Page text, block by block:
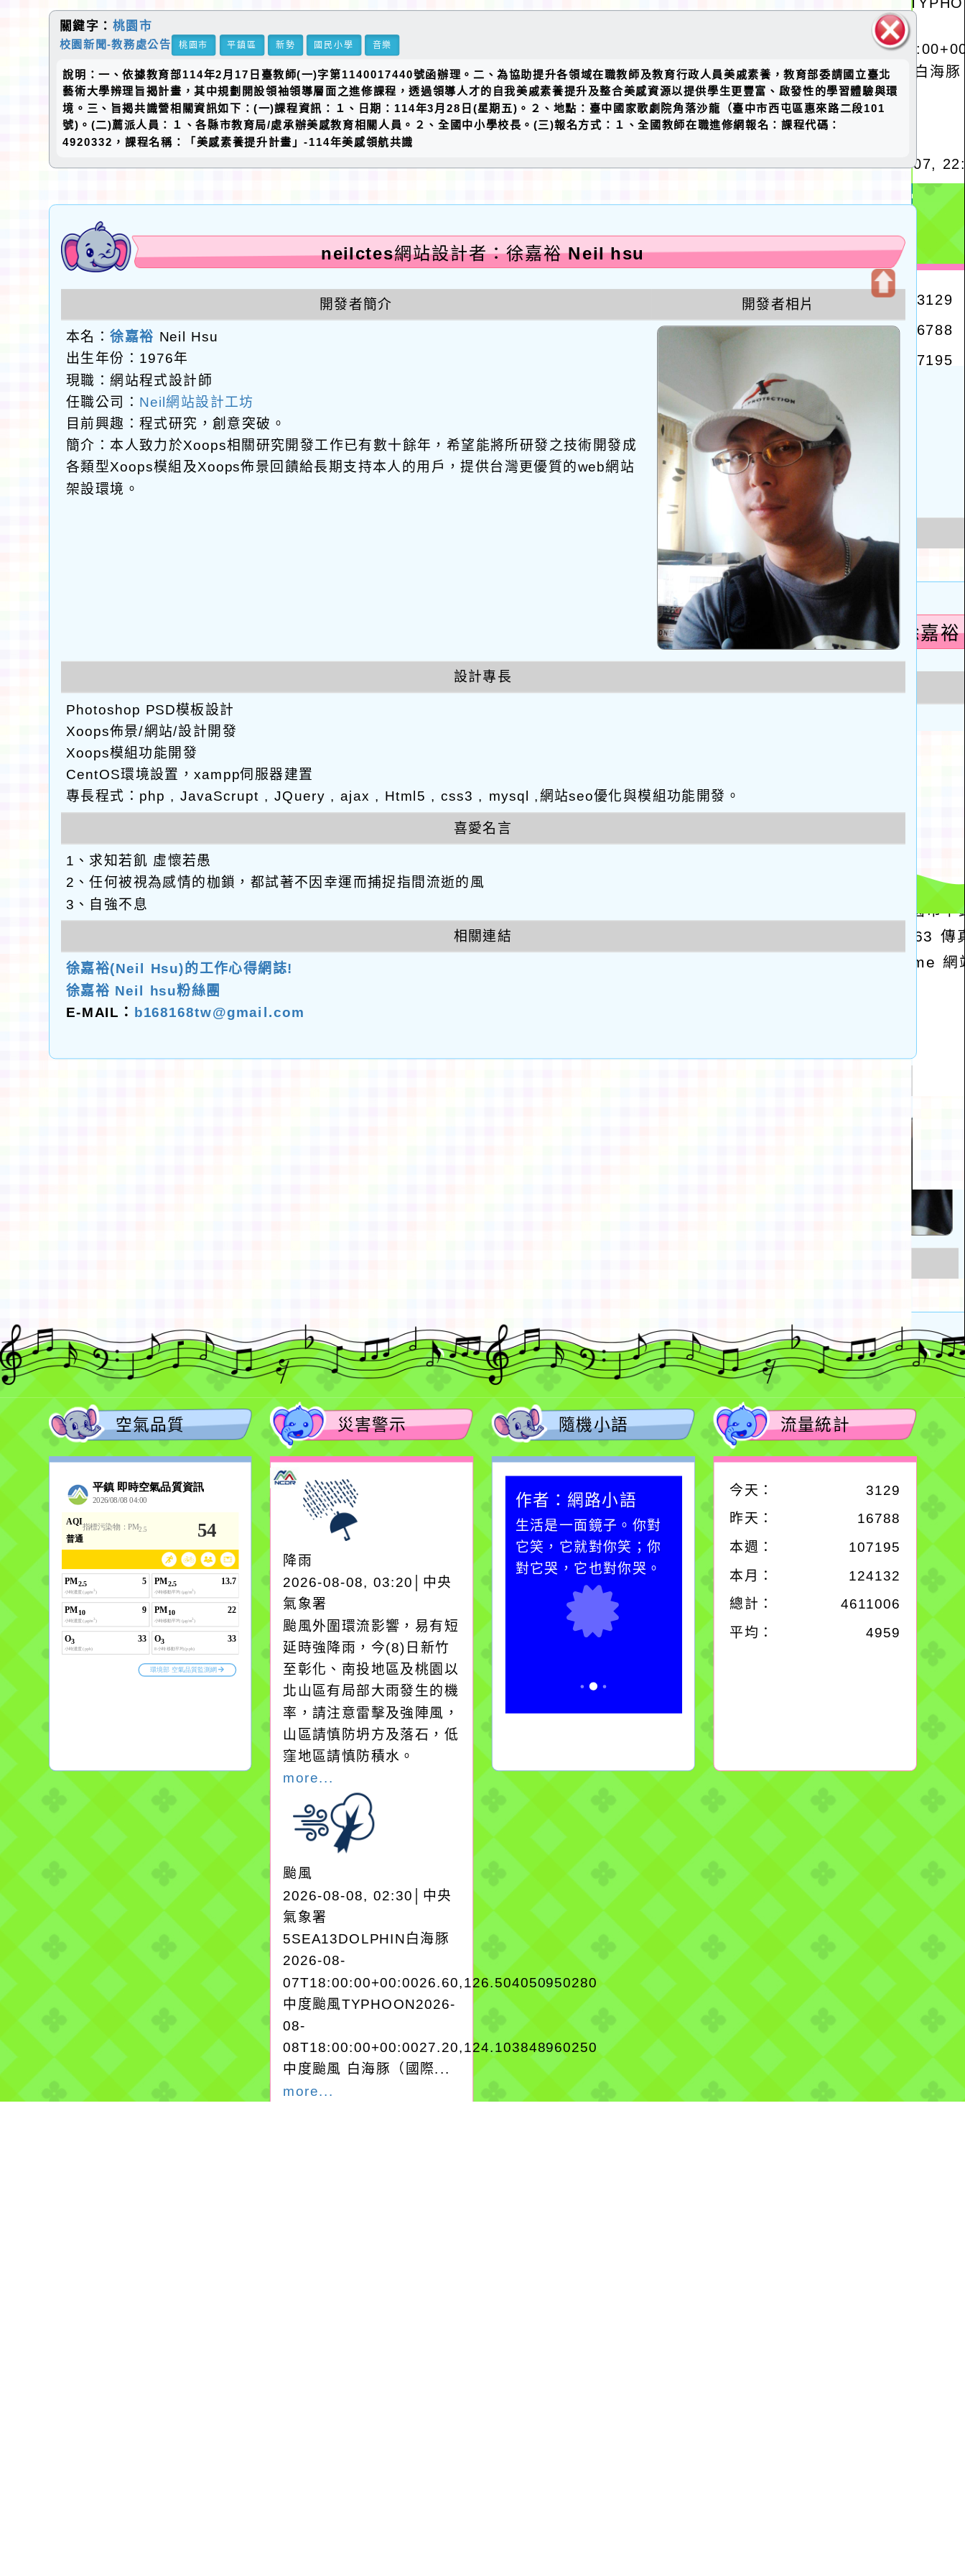
塊
關鍵字： 桃園市
校園新聞-教務處公告 桃園市 平鎮區 新勢 國民小學 音樂
說明：一、依據教育部114年2月17日臺教師(一)字第1140017440號函辦理。二、為協助提升各領域在職教師及教育行政人員美戚素養，教育部委請國立臺北
藝術大學辨理旨揭計畫，其中規劃開設領袖領導層面之進修課程，透過領導人才的自我美戚素養提升及整合美感資源以提供學生更豐富、啟發性的學習體驗與環
境。三、旨揭共識營相關資訊如下：(一)課程資訊：１、日期：114年3月28日(星期五)。２、地點：臺中國家歌劇院角落沙龍（臺中市西屯區惠來路二段101
號)。(二)薦派人員：１、各縣市教育局/處承辦美感教育相關人員。２、全國中小學校長。(三)報名方式：１、全國教師在職進修網報名：課程代碼：
4920332，課程名稱：「美感素養提升計畫」-114年美感領航共識
啟
neilctes網站設計者：徐嘉裕 Neil hsu
開發者簡介 開發者相片
本名：徐嘉裕 Neil Hsu
出生年份：1976年
現職：網站程式設計師
任職公司： Neil網站設計工坊
目前興趣：程式研究，創意突破。
簡介：本人致力於Xoops相關研究開發工作已有數十餘年，希望能將所研發之技術開發成
各類型Xoops模組及Xoops佈景回饋給長期支持本人的用戶，提供台灣更優質的web網站
架設環境。
設計專長
Photoshop PSD模板設計
Xoops佈景/網站/設計開發
Xoops模組功能開發
CentOS環境設置，xampp伺服器建置
專長程式：php , JavaScrupt , JQuery , ajax , Html5 , css3 , mysql ,網站seo優化與模組功能開發。
喜愛名言
1、求知若飢 虛懷若愚
2、任何被視為感情的枷鎖，都試著不因幸運而捕捉指間流逝的風
3、自強不息
相關連結
徐嘉裕(Neil Hsu)的工作心得網誌!
徐嘉裕 Neil hsu粉絲團
E-MAIL： b168168tw@gmail.com
空氣品質 災害警示
降雨
2026-08-08, 03:20│中央
氣象署
颱風外圍環流影響，易有短
延時強降雨，今(8)日新竹
至彰化、南投地區及桃園以
北山區有局部大雨發生的機
率，請注意雷擊及強陣風，
山區請慎防坍方及落石，低
窪地區請慎防積水。
more...
颱風
2026-08-08, 02:30│中央
氣象署
5SEA13DOLPHIN白海豚
2026-08-
07T18:00:00+00:0026.60,126.504050950280
中度颱風TYPHOON2026-
08-
08T18:00:00+00:0027.20,124.103848960250
中度颱風 白海豚（國際...
more...
隨機小語
作者：網路小語
在實現理想的路途中，
誘惑。
作者：網路小語
生活是一面鏡子。你對
它笑，它就對你笑；你
對它哭，它也對你哭。
作者：網路小語
一杯清水因滴入一滴污
水而變污濁，一杯污水
卻不會因一滴清水的存
流量統計
今天： 3129
昨天： 16788
本週：
107195
本月：
124132
總計： 4611006
平均： 4959